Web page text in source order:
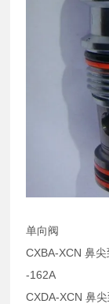
单向阀
CXBA-XCN 鼻
-162A
CXDA-XCN 鼻